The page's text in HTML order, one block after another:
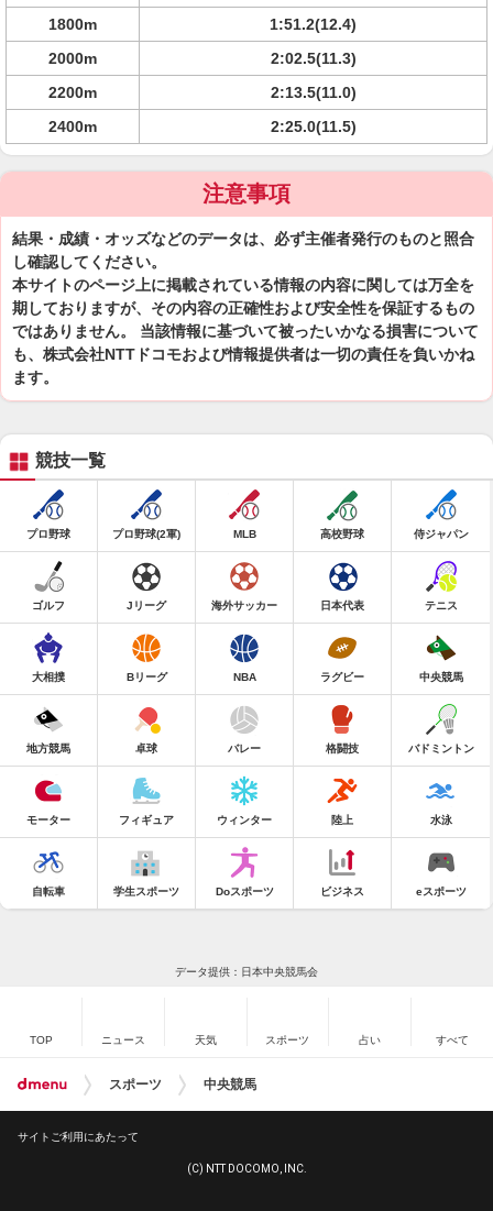
1800m
1:51.2(12.4)
2000m
2:02.5(11.3)
2200m
2:13.5(11.0)
2400m
2:25.0(11.5)
注意事項
結果・成績・オッズなどのデータは、必ず主催者発行のものと照合
し確認してください。
本サイトのページ上に掲載されている情報の内容に関しては万全を
期しておりますが、その内容の正確性および安全性を保証するもの
ではありません。 当該情報に基づいて被ったいかなる損害について
も、株式会社NTTドコモおよび情報提供者は一切の責任を負いかね
ます。
競技一覧
プロ野球 プロ野球(2軍) MLB 高校野球 侍ジャパン
ゴルフ Jリーグ 海外サッカー 日本代表 テニス
大相撲 Bリーグ NBA ラグビー 中央競馬
地方競馬 卓球 バレー 格闘技 バドミントン
モーター フィギュア ウィンター 陸上 水泳
自転車 学生スポーツ Doスポーツ ビジネス eスポーツ
データ提供：日本中央競馬会
TOP ニュース 天気 スポーツ 占い すべて
スポーツ 中央競馬
サイトご利用にあたって
(C) NTT DOCOMO, INC.